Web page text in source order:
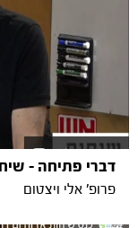
דברי פתיחה -
פרופ' אלי ויצטום